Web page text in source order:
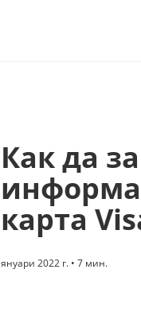
Как да
карта
януари 2022 г. • 7 мин.